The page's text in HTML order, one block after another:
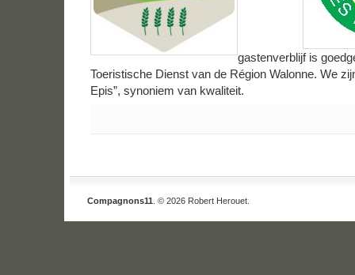
gastenverblijf is
Toeristische Dienst van de Région Walonne. We
Epis”, synoniem van kwaliteit.
Compagnons11 . © 2026 Robert Herouet.